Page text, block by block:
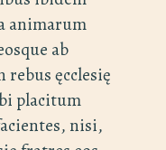
animarum
ab
ęcclesię
placitum
nisi,